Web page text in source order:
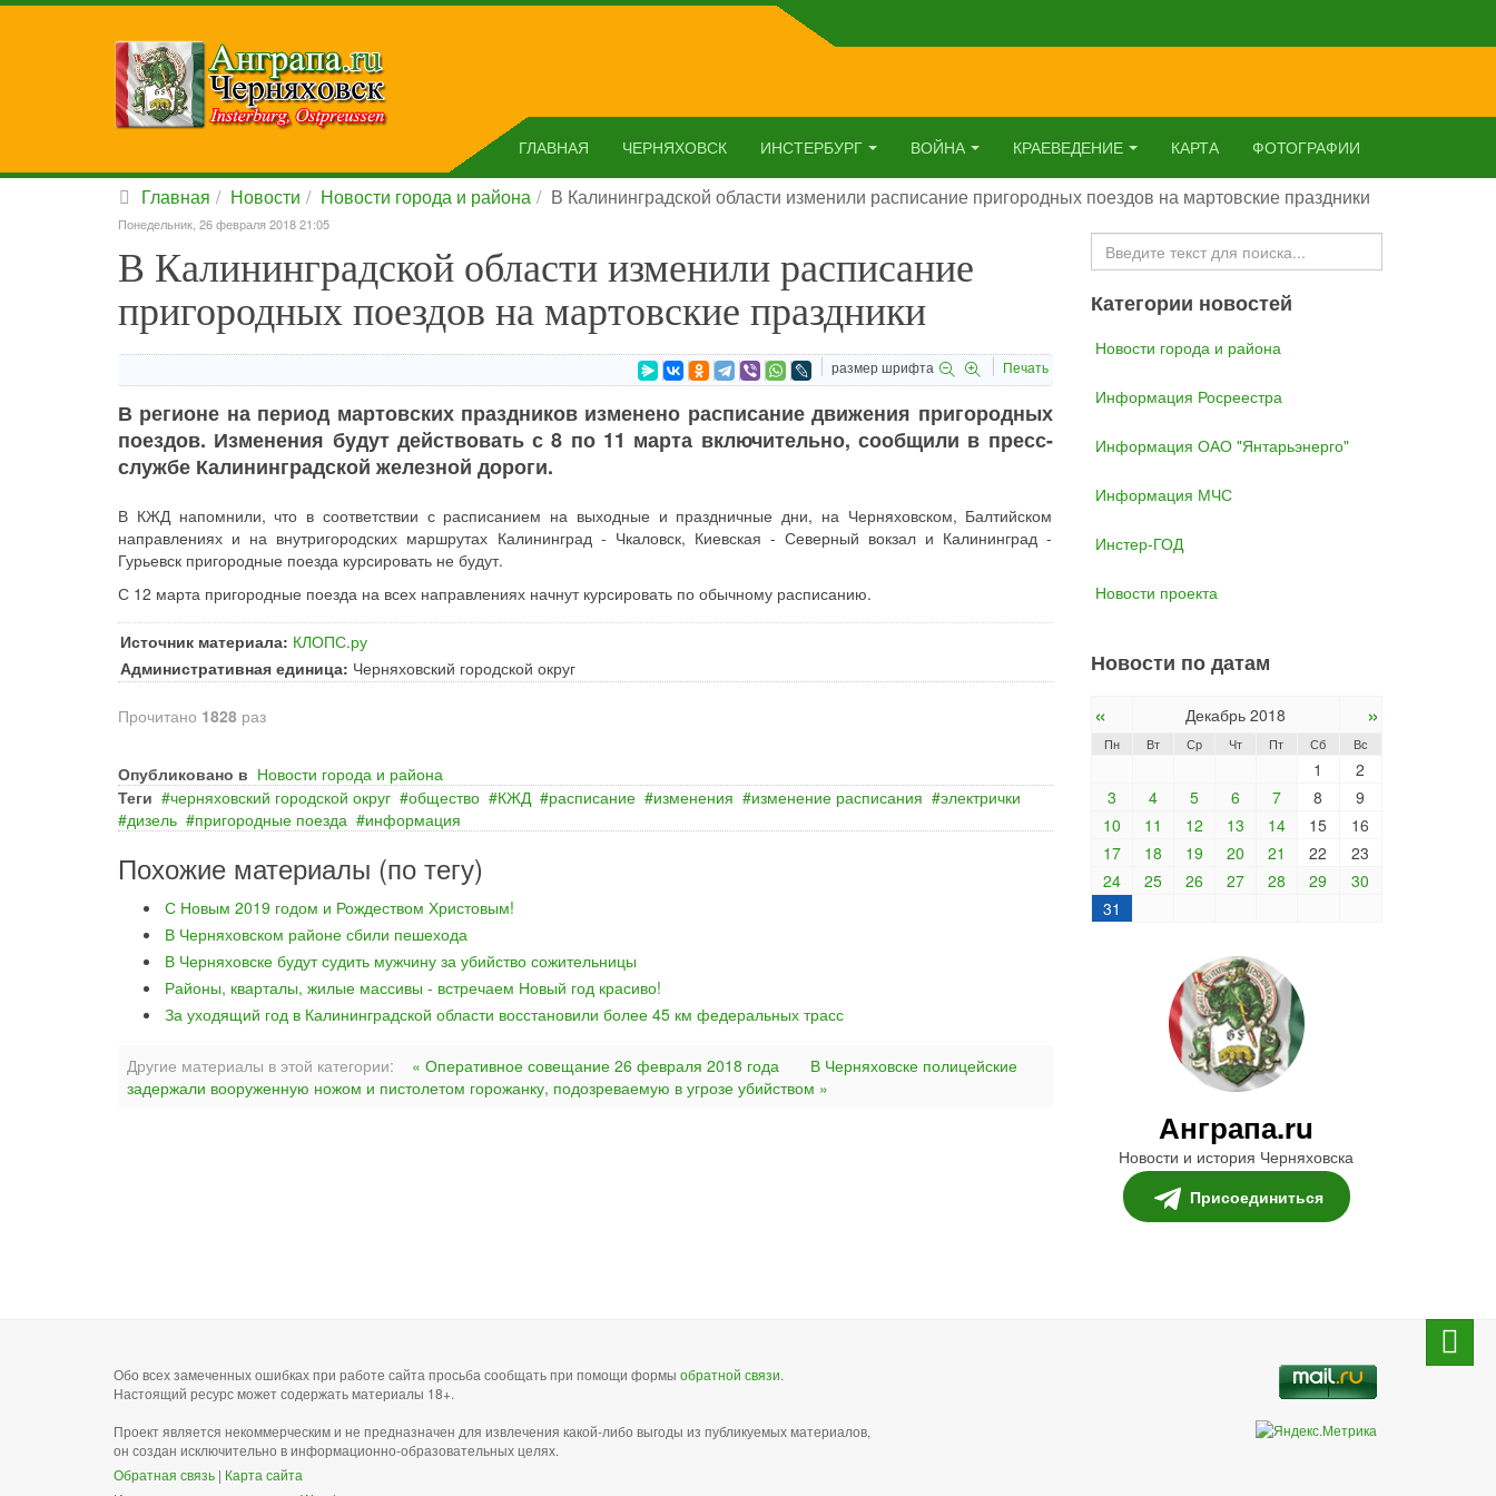
ГЛАВНАЯ ЧЕРНЯХОВСК ИНСТЕРБУРГ ВОЙНА КРАЕВЕДЕНИЕ КАРТА ФОТОГРАФИИ
Главная Новости Новости города и района В Калининградской области изменили расписание пригородных поездов на мартовские праздники
Понедельник, 26 февраля 2018 21:05
В Калининградской области изменили расписание
пригородных поездов на мартовские праздники
размер шрифта Печать
В регионе на период мартовских праздников изменено расписание движения пригородных
поездов. Изменения будут действовать с 8 по 11 марта включительно, сообщили в пресс-
службе Калининградской железной дороги.
В КЖД напомнили, что в соответствии с расписанием на выходные и праздничные дни, на Черняховском, Балтийском
направлениях и на внутригородских маршрутах Калининград - Чкаловск, Киевская - Северный вокзал и Калининград -
Гурьевск пригородные поезда курсировать не будут.
С 12 марта пригородные поезда на всех направлениях начнут курсировать по обычному расписанию.
Источник материала: КЛОПС.ру
Административная единица: Черняховский городской округ
Прочитано 1828 раз
Опубликовано в Новости города и района
Теги
черняховский городской округ общество КЖД расписание изменения изменение расписания
электрички
дизель
пригородные поезда информация
Похожие материалы (по тегу)
С Новым 2019 годом и Рождеством Христовым!
В Черняховском районе сбили пешехода
В Черняховске будут судить мужчину за убийство сожительницы
Районы, кварталы, жилые массивы - встречаем Новый год красиво!
За уходящий год в Калининградской области восстановили более 45 км федеральных трасс
Другие материалы в этой категории: « Оперативное совещание 26 февраля 2018 года
В Черняховске полицейские
задержали вооруженную ножом и пистолетом горожанку, подозреваемую в угрозе убийством »
Искать...
Категории новостей
Новости города и района
Информация Росреестра
Информация ОАО "Янтарьэнерго"
Информация МЧС
Инстер-ГОД
Новости проекта
Новости по датам
« Декабрь 2018 »
Пн Вт Ср Чт Пт Сб Вс
1
2
3
4 5 6 7 8
9
10
11 12 13 14 15
16
17
18 19 20 21 22
23
24
25 26 27 28 29
30
31
Анграпа.ru
Новости и история Черняховска
Присоединиться
Обо всех замеченных ошибках при работе сайта просьба сообщать при помощи формы обратной связи.
Настоящий ресурс может содержать материалы 18+.
Проект является некоммерческим и не предназначен для извлечения какой-либо выгоды из публикуемых материалов,
он создан исключительно в информационно-образовательных целях.
Обратная связь | Карта сайта